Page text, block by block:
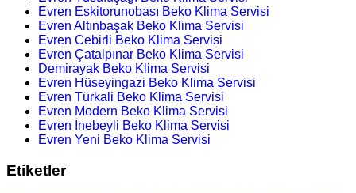
Evren Eskitorunobası Beko Klima Servisi
Evren Altınbaşak Beko Klima Servisi
Evren Cebirli Beko Klima Servisi
Evren Çatalpınar Beko Klima Servisi
Demirayak Beko Klima Servisi
Evren Hüseyingazi Beko Klima Servisi
Evren Türkali Beko Klima Servisi
Evren Modern Beko Klima Servisi
Evren İnebeyli Beko Klima Servisi
Evren Yeni Beko Klima Servisi
Etiketler